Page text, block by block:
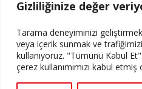
Gizliliğinize değer
Tarama deneyiminizi
veya içerik sunmak ve
kullanıyoruz. "Tümünü Kabul
çerez kullanımımızı kabul etmiş